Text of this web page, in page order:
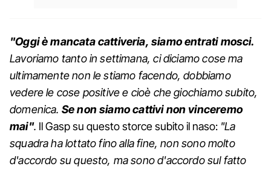
"Oggi è mancata cattiveria, siamo entrati mosci.
Lavoriamo tanto in settimana, ci diciamo cose ma
ultimamente non le stiamo facendo, dobbiamo
vedere le cose positive e cioè che giochiamo subito,
domenica. Se non siamo cattivi non vinceremo
mai". Il Gasp su questo storce subito il naso: "La
squadra ha lottato fino alla fine, non sono molto
d'accordo su questo, ma sono d'accordo sul fatto